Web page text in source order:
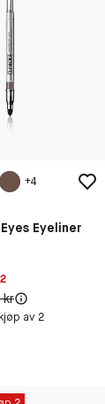
+4
Eyeliner
pris:
kr
av 2